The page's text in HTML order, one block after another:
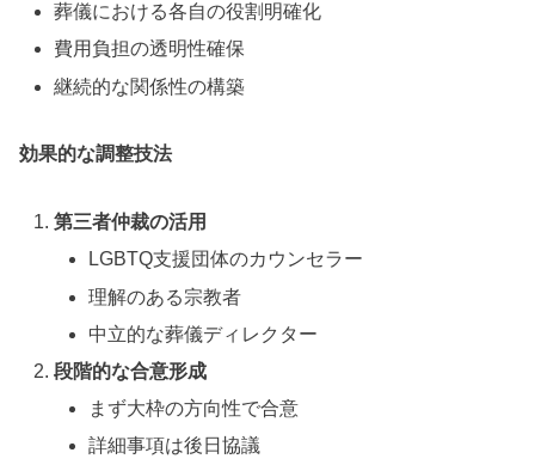
葬儀における各自の役割明確化
費用負担の透明性確保
継続的な関係性の構築
効果的な調整技法
第三者仲裁の活用
LGBTQ支援団体のカウンセラー
理解のある宗教者
中立的な葬儀ディレクター
段階的な合意形成
まず大枠の方向性で合意
詳細事項は後日協議